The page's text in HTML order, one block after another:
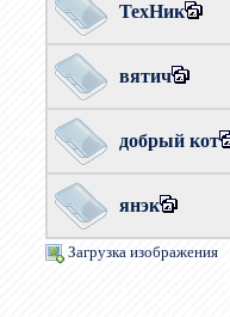
ТехНик
вятич
добрый кот
янэк
Загрузка изображения